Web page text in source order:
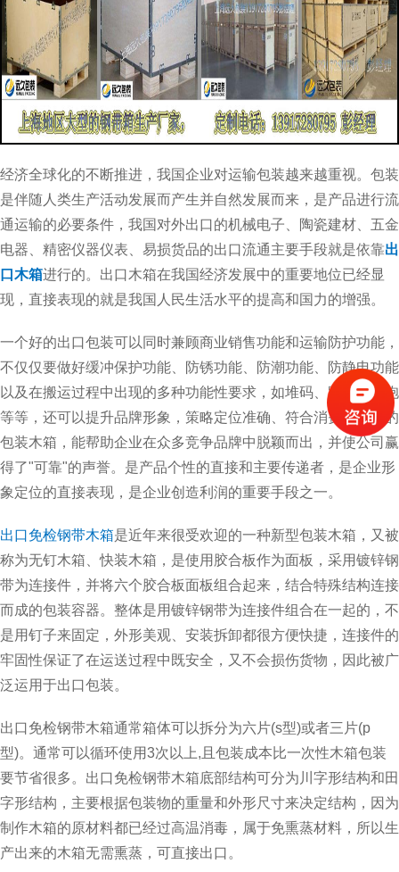
经济全球化的不断推进，我国企业对运输包装越来越重视。包装
是伴随人类生产活动发展而产生并自然发展而来，是产品进行流
通运输的必要条件，我国对外出口的机械电子、陶瓷建材、五金
电器、精密仪器仪表、易损货品的出口流通主要手段就是依靠出
口木箱进行的。出口木箱在我国经济发展中的重要地位已经显
现，直接表现的就是我国人民生活水平的提高和国力的增强。
一个好的出口包装可以同时兼顾商业销售功能和运输防护功能，
不仅仅要做好缓冲保护功能、防锈功能、防潮功能、防静电功能
以及在搬运过程中出现的多种功能性要求，如堆码、踩踏、夹抱
等等，还可以提升品牌形象，策略定位准确、符合消费者心理的
包装木箱，能帮助企业在众多竞争品牌中脱颖而出，并使公司赢
得了"可靠"的声誉。是产品个性的直接和主要传递者，是企业形
象定位的直接表现，是企业创造利润的重要手段之一。
出口免检钢带木箱是近年来很受欢迎的一种新型包装木箱，又被
称为无钉木箱、快装木箱，是使用胶合板作为面板，采用镀锌钢
带为连接件，并将六个胶合板面板组合起来，结合特殊结构连接
而成的包装容器。整体是用镀锌钢带为连接件组合在一起的，不
是用钉子来固定，外形美观、安装拆卸都很方便快捷，连接件的
牢固性保证了在运送过程中既安全，又不会损伤货物，因此被广
泛运用于出口包装。
出口免检钢带木箱通常箱体可以拆分为六片(s型)或者三片(p
型)。通常可以循环使用3次以上,且包装成本比一次性木箱包装
要节省很多。出口免检钢带木箱底部结构可分为川字形结构和田
字形结构，主要根据包装物的重量和外形尺寸来决定结构，因为
制作木箱的原材料都已经过高温消毒，属于免熏蒸材料，所以生
产出来的木箱无需熏蒸，可直接出口。